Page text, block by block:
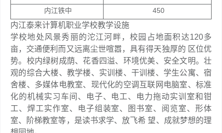
内江铁中
450
内江泰来计算机职业学校教学设施
学校地处风景秀丽的沱江河畔，校园占地面积达120多
亩，交通便利而又远离尘世喧嚣，具有得天独厚的 区位优
势。校内绿树成荫、花香四溢、环境优美、安全文明。壮
观的综合大楼、教学楼、实训楼、干训楼、学生公寓、宿
舍楼、多媒体电教室、现代化的空调互联网电脑室、标准
化的机械实习车间、电子、电工、电力拖动实训室和钳
工、焊工实作室、电子组装室、图书室、阅览室、形体
室、阶梯教室等，是读书求学、放飞希 望、成就梦想的理